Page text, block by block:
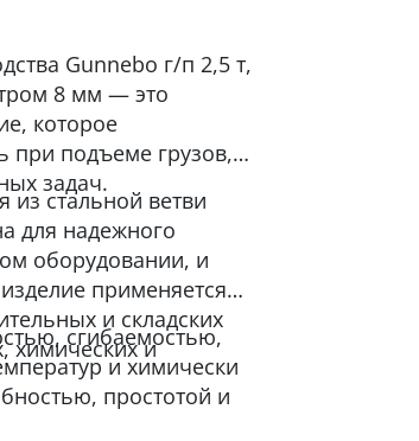
Gunnebo г/п 2,5 т,
8 мм — это
которое
при подъеме грузов,
задач.
из стальной ветви
для надежного
оборудовании, и
применяется
и складских
химических и
сгибаемостью,
и химически
простотой и